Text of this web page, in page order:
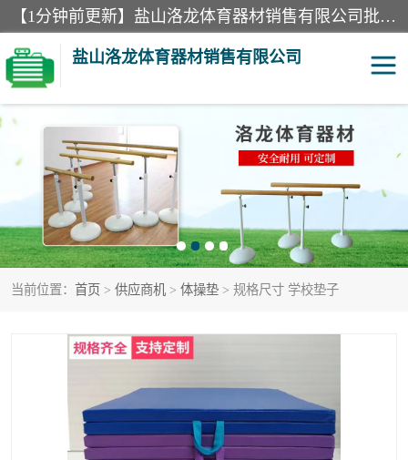
【1分钟前更新】盐山洛龙体育器材销售有限公司批量供应：300米障碍器材、400米障碍器材、部队训练器材、双杠、体操垫、舞蹈把杆等产品。盐山洛龙体育器材销售有限公司经过多年的发展，集研发，生产，销售，售后服务为一体. 奉行“质量，信誉，服务”的宗旨，以开拓创新的精神和真诚守信的态度积极进取。
盐山洛龙体育器材销售有限公司
当前位置： 首页 > 供应商机 > 体操垫 > 规格尺寸 学校垫子
单双杠 舞蹈把杆
400米障碍器材 体操垫
300米障碍器材 攀爬架
塑胶跑道 400米障碍器材1
警犬训练器材 心理行为训练器材